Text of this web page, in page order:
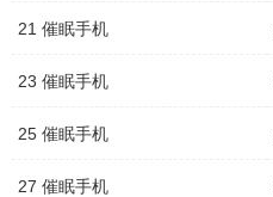
21 催眠手机
23 催眠手机
25 催眠手机
27 催眠手机